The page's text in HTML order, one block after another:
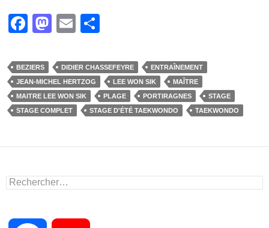
F
c
e
b
o
M
st
o
d
o
E
ail ta
g
er
BEZIERS DIDIER CHASSEFEYRE
ENTRAÎNEMENT
JEAN-MICHEL HERTZOG
LEE WON SIK
MAÎTRE
MAITRE LEE WON SIK
PLAGE PORTIRAGNES
STAGE
STAGE COMPLET
STAGE D'ÉTÉ TAEKWONDO TAEKWONDO
Rechercher :